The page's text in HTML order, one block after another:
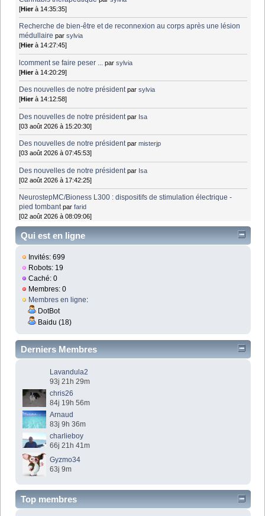
[Hierà 14:35:35]
Recherche de bien-être et de reconnexion au corps après une lésion
médullaire parsylvia
[Hierà 14:27:45]
lcomment se faire peser ... parsylvia
[Hierà 14:20:29]
Des nouvelles de notre président parsylvia
[Hierà 14:12:58]
Des nouvelles de notre président par Isa
[03 août 2026 à 15:20:30]
Des nouvelles de notre président parmisterjp
[03 août 2026 à 07:45:53]
Des nouvelles de notre président par Isa
[02 août 2026 à 17:42:25]
NeurostepMC/Bioness L300 : dispositifs de stimulation électrique -
pied tombant parfarid
[02 août 2026 à 08:09:06]
Qui est en ligne
Invités: 699
Robots: 19
Caché: 0
Membres: 0
Membres en ligne:
DotBot
Baidu (18)
Derniers Membres
Lavandula2
93j 21h 29m
chris26
84j 19h 56m
Arnaud
83j 9h 36m
charlieboy
66j 21h 41m
Gyzmo34
63j 9m
Top membres